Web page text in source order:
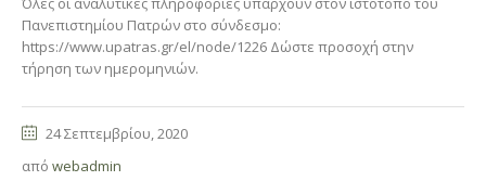
Πανεπιστημίου Πατρών στο σύνδεσμο:
https://www.upatras.gr/el/node/1226 Δώστε προσοχή στην
τήρηση των ημερομηνιών.
24 Σεπτεμβρίου, 2020
από webadmin